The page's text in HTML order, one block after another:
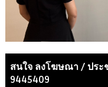
สนใจ ลงโฆษณา / ปร
9445409